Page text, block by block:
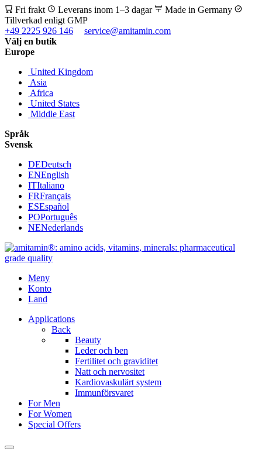
Fri frakt Leverans inom 1–3 dagar
Made in Germany
Tillverkad enligt GMP
+49 2225 926 146
service@amitamin.com
Välj en butik
Europe
United Kingdom
Asia
Africa
United States
Middle East
Språk
Svensk
DEDeutsch
ENEnglish
ITItaliano
FRFrançais
ESEspañol
POPortuguês
NENederlands
Meny
Konto
Land
Applications
Back
Beauty
Leder och ben
Fertilitet och graviditet
Natt och nervositet
Kardiovaskulärt system
Immunförsvaret
For Men
For Women
Special Offers